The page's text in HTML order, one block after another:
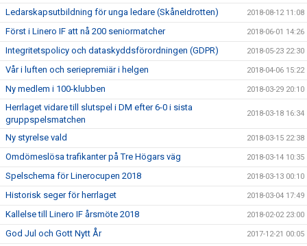
Ledarskapsutbildning för unga ledare (SkåneIdrotten) 2018-08-12 11:08
Först i Linero IF att nå 200 seniormatcher 2018-06-01 14:26
Integritetspolicy och dataskyddsförordningen (GDPR) 2018-05-23 22:30
Vår i luften och seriepremiär i helgen 2018-04-06 15:22
Ny medlem i 100-klubben 2018-03-29 20:10
Herrlaget vidare till slutspel i DM efter 6-0 i sista
gruppspelsmatchen
2018-03-18 16:34
Ny styrelse vald 2018-03-15 22:38
Omdömeslösa trafikanter på Tre Högars väg 2018-03-14 10:35
Spelschema för Linerocupen 2018 2018-03-13 00:10
Historisk seger för herrlaget 2018-03-04 17:49
Kallelse till Linero IF årsmöte 2018 2018-02-02 23:00
God Jul och Gott Nytt År 2017-12-21 00:05